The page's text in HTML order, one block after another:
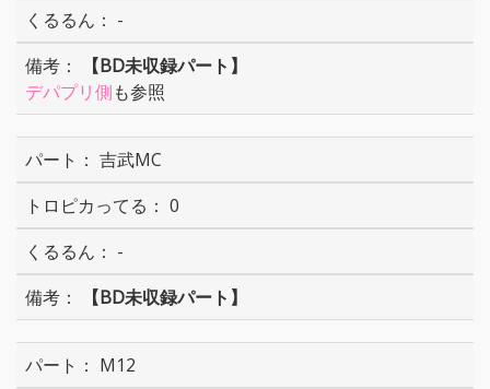
-
【BD未収録パート】
デパプリ側も参照
吉武MC
0
-
【BD未収録パート】
M12